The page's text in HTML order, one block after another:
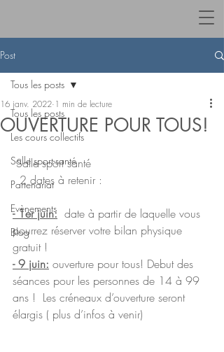
Post
Tous les posts
Les cours collectifs
Salle sport-santé
Partenariat
Evènements
Blog
Tous les posts
OUVERTURE POUR TOUS!
16 janv. 2022 1 min de lecture
Salle sport santé
  2 dates à retenir :
- 1er juin: date à partir de laquelle vous
pourrez réserver votre bilan physique
gratuit !
- 9 juin: ouverture pour tous! Debut des
séances pour les personnes de 14 à 99
ans !  Les créneaux d’ouverture seront
élargis ( plus d’infos à venir)